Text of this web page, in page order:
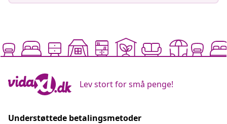
Lev stort for små penge!
Understøttede betalingsmetoder